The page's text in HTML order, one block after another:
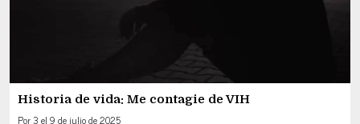
Historia de vida: Me contagie de VIH
Por3 el 9 de julio de 2025